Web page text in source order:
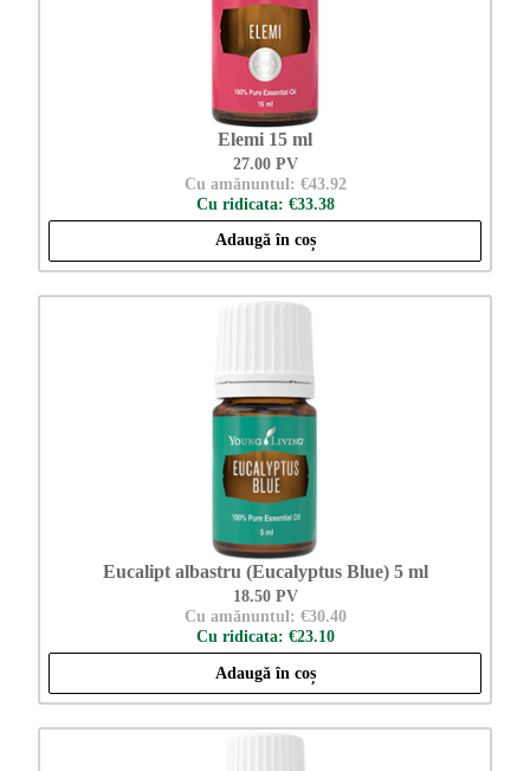
Elemi 15 ml
27.00 PV
Cu amănuntul: €43.92
Cu ridicata: €33.38
Adaugă în coș
Eucalipt albastru (Eucalyptus Blue) 5 ml
18.50 PV
Cu amănuntul: €30.40
Cu ridicata: €23.10
Adaugă în coș